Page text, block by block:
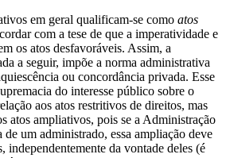
em geral qualificam-se como atos
com a tese de que a imperatividade e
os atos desfavoráveis. Assim, a
a seguir, impõe a norma administrativa
ou concordância privada. Esse
do interesse público sobre o
aos atos restritivos de direitos, mas
atos ampliativos, pois se a Administração
um administrado, essa ampliação deve
independentemente da vontade deles (é